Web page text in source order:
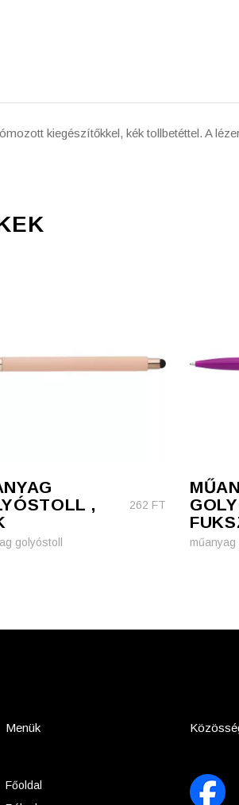
kiegészítőkkel, kék tollbetéttel. A
,
262 FT
golyóstoll műanyag
Menük
Főoldal